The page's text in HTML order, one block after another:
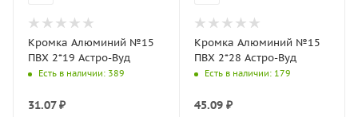
Кромка Алюминий №15
ПВХ 2*19 Астро-Вуд
Есть в наличии: 389
31.07₽
Кромка Алюминий №15
ПВХ 2*28 Астро-Вуд
Есть в наличии: 179
45.09₽